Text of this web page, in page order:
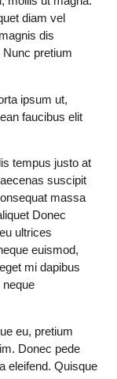
diam vel
dis
pretium
ipsum ut,
faucibus elit
tempus justo at
suscipit
massa
Donec
ultrices
euismod,
mi dapibus
eu, pretium
Donec pede
eleifend. Quisque